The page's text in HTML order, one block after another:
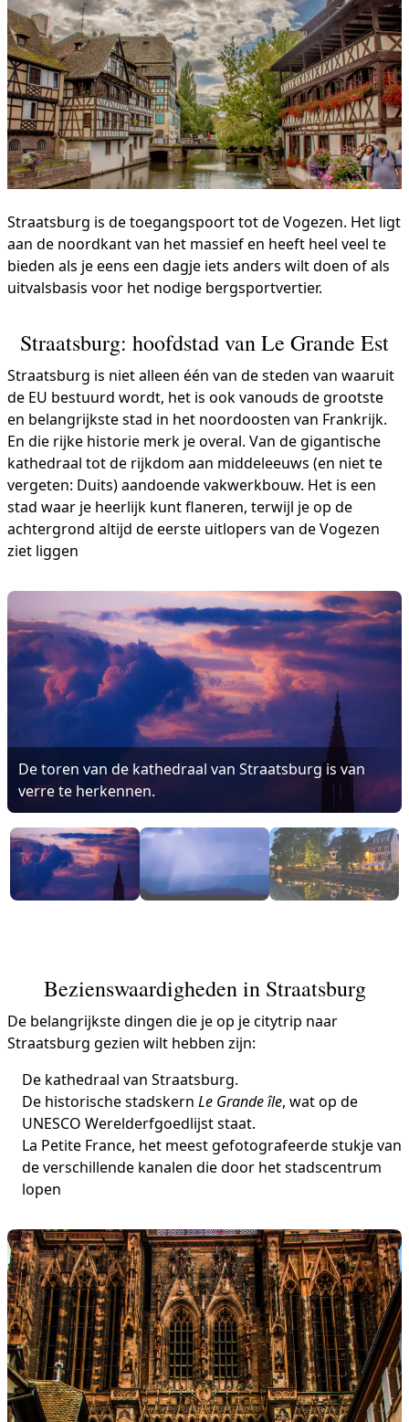
Straatsburg is de toegangspoort tot de Vogezen. Het ligt
aan de noordkant van het massief en heeft heel veel te
bieden als je eens een dagje iets anders wilt doen of als
uitvalsbasis voor het nodige bergsportvertier.
Straatsburg: hoofdstad van Le Grande Est
Straatsburg is niet alleen één van de steden van waaruit
de EU bestuurd wordt, het is ook vanouds de grootste
en belangrijkste stad in het noordoosten van Frankrijk.
En die rijke historie merk je overal. Van de gigantische
kathedraal tot de rijkdom aan middeleeuws (en niet te
vergeten: Duits) aandoende vakwerkbouw. Het is een
stad waar je heerlijk kunt flaneren, terwijl je op de
achtergrond altijd de eerste uitlopers van de Vogezen
ziet liggen
De toren van de kathedraal van Straatsburg is van
verre te herkennen.
Bezienswaardigheden in Straatsburg
De belangrijkste dingen die je op je citytrip naar
Straatsburg gezien wilt hebben zijn:
De kathedraal van Straatsburg.
De historische stadskern Le Grande île, wat op de
UNESCO Werelderfgoedlijst staat.
La Petite France, het meest gefotografeerde stukje van
de verschillende kanalen die door het stadscentrum
lopen